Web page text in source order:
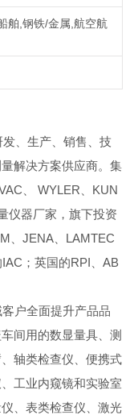
舶,钢铁/金属,航空航
、生产、销售、技
解决方案供应商。集
、 WYLER、KUN
仪器厂家，旗下投资
、JENA、LAMTEC
；英国的RPI、AB
户全面提升产品品
间用的数显量具、测
轴类检查仪、便携式
工业内窥镜和实验室
、表类检查仪、激光